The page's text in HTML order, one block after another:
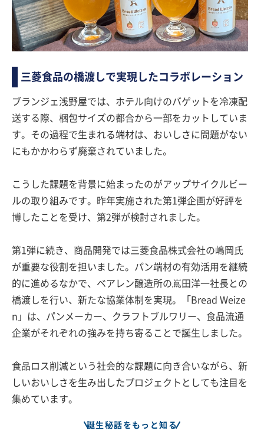
三菱食品の橋渡しで実現したコラボレーション
ブランジェ浅野屋では、ホテル向けのバゲットを冷凍配
送する際、梱包サイズの都合から一部をカットしていま
す。その過程で生まれる端材は、おいしさに問題がない
にもかかわらず廃棄されていました。
こうした課題を背景に始まったのがアップサイクルビー
ルの取り組みです。昨年実施された第1弾企画が好評を
博したことを受け、第2弾が検討されました。
第1弾に続き、商品開発では三菱食品株式会社の嶋岡氏
が重要な役割を担いました。パン端材の有効活用を継続
的に進めるなかで、ベアレン醸造所の嶌田洋一社長との
橋渡しを行い、新たな協業体制を実現。「Bread Weize
n」は、パンメーカー、クラフトブルワリー、食品流通
企業がそれぞれの強みを持ち寄ることで誕生しました。
食品ロス削減という社会的な課題に向き合いながら、新
しいおいしさを生み出したプロジェクトとしても注目を
集めています。
誕生秘話をもっと知る